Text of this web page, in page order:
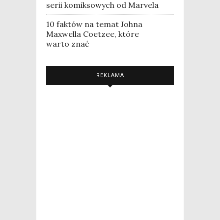
serii komiksowych od Marvela
10 faktów na temat Johna
Maxwella Coetzee, które
warto znać
REKLAMA